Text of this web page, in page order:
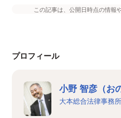
この記事は、公開日時点の情報
プロフィール
小野 智彦（お
大本総合法律事務所